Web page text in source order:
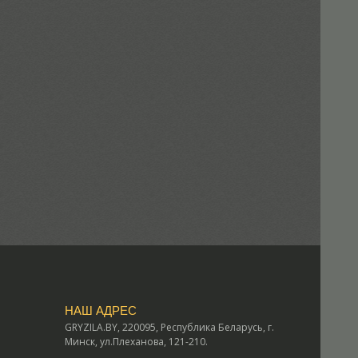
НАШ АДРЕС
GRYZILA.BY, 220095, Республика Беларусь, г.
Минск, ул.Плеханова, 121-210.